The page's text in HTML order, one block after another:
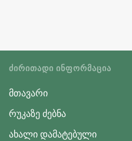
ᲫᲘᲠᲘᲗᲐᲓᲘ ᲘᲜᲤᲝᲠᲛᲐᲪᲘᲐ
მთავარი
რუკაზე ძებნა
ახალი დამატებული